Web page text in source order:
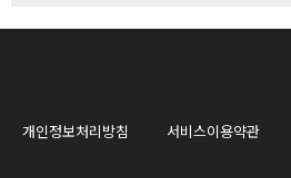
개인정보처리방침 서비스이용약관